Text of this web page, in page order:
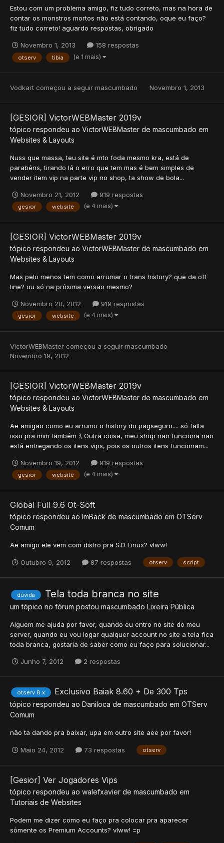
Estou com um problema amigo, fiz tudo correto, mas na hora de
contar os monstros mortos não está contando, oque eu faço?
fiz tudo correto! aguardo respostas, obrigado
Novembro 1, 2013 158 respostas
otserv tibia (e 1 mais)
Vodkart começou a seguir mascumbado Novembro 1, 2013
[GESIOR] VictorWEBMaster 2019v
tópico respondeu ao VictorWEBMaster de mascumbado em
Websites & Layouts
Nuss que massa, teu site é mto foda mesmo kra, está de
parabéns, tirando lá o erro que tem mas é bem simples de
vender item vip na parte vip no shop, ta show de bola...
Novembro 21, 2012 919 respostas
gesior website (e 4 mais)
[GESIOR] VictorWEBMaster 2019v
tópico respondeu ao VictorWEBMaster de mascumbado em
Websites & Layouts
Mas pelo menos tem como arrumar o trans history? que da off
line? ou só na próxima versão mesmo?
Novembro 20, 2012 919 respostas
gesior website (e 4 mais)
VictorWEBMaster começou a seguir mascumbado
Novembro 19, 2012
[GESIOR] VictorWEBMaster 2019v
tópico respondeu ao VictorWEBMaster de mascumbado em
Websites & Layouts
Ae amigão como eu arrumo o history do pagseguro.... só falta
isso pra mim também :\ Outra coisa, meu shop não funciona não
está entregando os itens vips, pois os outros itens funcionam...
Novembro 19, 2012 919 respostas
gesior website (e 4 mais)
Global Full 9.6 Ot-Soft
tópico respondeu ao ImBack de mascumbado em OTServ
Comum
Ae amigo ele vem com distro pra S.O Linux? vlww!
Outubro 9, 2012 87 respostas otserv script
dúvida Tela toda branca no site
um tópico no fórum postou mascumbado Lixeira Pública
Alguem me ajuda por favor, quando eu entro no site do meu
server, quando eu vou logar qualquer account no site a tela fica
toda branca, gostaria de saber como eu faço para solucionar...
Junho 7, 2012 2 respostas
otserv 8.x Exclusivo Baiak 8.60 + De 300 Tps
tópico respondeu ao Daniloca de mascumbado em OTServ
Comum
não ta dando pra baixar, upa em outro site aee por favor!
Maio 24, 2012 73 respostas otserv
[Gesior] Ver Jogadores Vips
tópico respondeu ao walefxavier de mascumbado em
Tutoriais de Websites
Podem me dizer como eu faço pra colocar pra aparecer
sómente os Premium Accounts? vlww! =p